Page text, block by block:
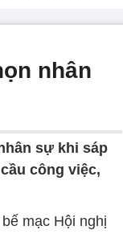
nhân
sự khi sáp
công việc,
mạc Hội nghị